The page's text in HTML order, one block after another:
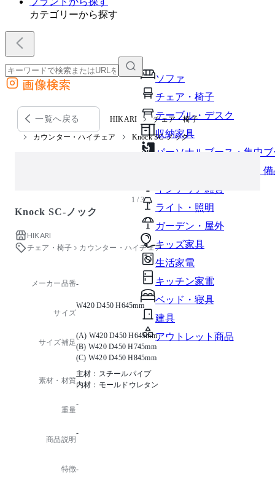
カテゴリーから探す
ソファ
チェア・椅子
テーブル・デスク
収納家具
パーソナルブース・集中
オフィスアクセサリー・
インテリア雑貨
ライト・照明
ガーデン・屋外
キッズ家具
生活家電
キッチン家電
ベッド・寝具
建具
アウトレット商品
外部サイトの商品をカートに追加
他のサイトで見つけた商品ページのURLを貼り付けて、カートに追加できます
画像検索
一覧へ戻る HIKARI チェア・椅子
カウンター・ハイチェア Knock SC-ノック
1 / 3
Knock SC-ノック
HIKARI
チェア・椅子
カウンター・ハイチェア
メーカー品番-
サイズ
W420 D450 H645mm
サイズ補足
(A) W420 D450 H645mm
(B) W420 D450 H745mm
(C) W420 D450 H845mm
素材・材質
主材：スチールパイプ
内材：モールドウレタン
重量
-
商品説明
-
特徴-